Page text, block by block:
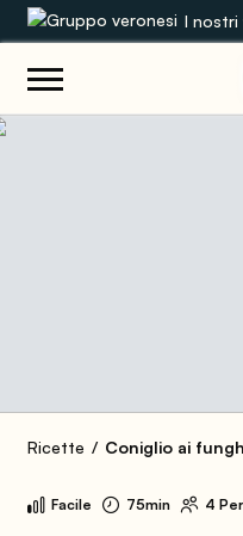
I nostri
Le nostre gamme
Mondo AIA
Ricette Coniglio ai
Facile 75min 4